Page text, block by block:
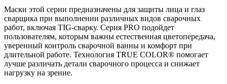
Маски этой серии предназначены для защиты лица и глаз
сварщика при выполнении различных видов сварочных
работ, включая TIG-сварку. Серия PRO подойдет
пользователям, которым важны естественная цветопередача,
уверенный контроль сварочной ванны и комфорт при
длительной работе. Технология TRUE COLOR® помогает
лучше различать детали сварочного процесса и снижает
нагрузку на зрение.